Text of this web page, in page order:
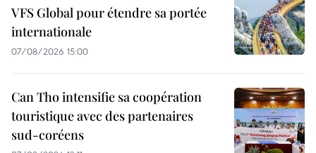
VFS Global pour étendre sa portée
internationale
07/08/2026 15:00
Can Tho intensifie sa coopération
touristique avec des partenaires
sud-coréens